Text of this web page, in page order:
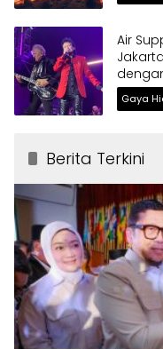
Air
Gaya
Berita Terkini